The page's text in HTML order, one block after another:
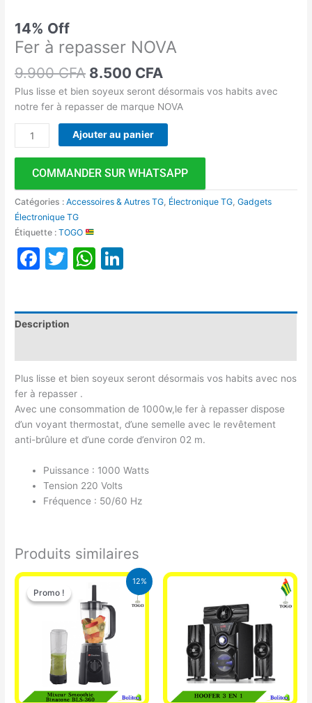
14% Off
Fer à repasser NOVA
9.900CFA 8.500 CFA
Plus lisse et bien soyeux seront désormais vos habits avec
notre fer à repasser de marque NOVA
Ajouter au panier
COMMANDER SUR WHATSAPP
Catégories :Accessoires & Autres TG, Électronique TG,Gadgets
Électronique TG
Étiquette :TOGO
Facebook
TwitterWhatsApp
Description
Plus lisse et bien soyeux seront désormais vos habits avec nos
fer à repasser .
Avec une consommation de 1000w,le fer à repasser dispose
d’un voyant thermostat, d’une semelle avec le revêtement
anti-brûlure et d’une corde d’environ 02 m.
Puissance : 1000 Watts
Tension 220 Volts
Fréquence : 50/60 Hz
Produits similaires
12%
Promo !
Promo !
Le
prix
initial
était :
25.000 CFA.
Le
prix
actuel
est :